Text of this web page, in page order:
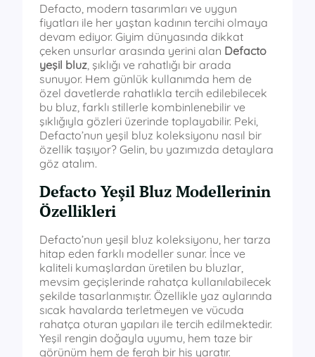
Defacto, modern tasarımları ve uygun
fiyatları ile her yaştan kadının tercihi olmaya
devam ediyor. Giyim dünyasında dikkat
çeken unsurlar arasında yerini alan Defacto
yeşil bluz , şıklığı ve rahatlığı bir arada
sunuyor. Hem günlük kullanımda hem de
özel davetlerde rahatlıkla tercih edilebilecek
bu bluz, farklı stillerle kombinlenebilir ve
şıklığıyla gözleri üzerinde toplayabilir. Peki,
Defacto’nun yeşil bluz koleksiyonu nasıl bir
özellik taşıyor? Gelin, bu yazımızda detaylara
göz atalım.
Defacto Yeşil Bluz Modellerinin
Özellikleri
Defacto’nun yeşil bluz koleksiyonu, her tarza
hitap eden farklı modeller sunar. İnce ve
kaliteli kumaşlardan üretilen bu bluzlar,
mevsim geçişlerinde rahatça kullanılabilecek
şekilde tasarlanmıştır. Özellikle yaz aylarında
sıcak havalarda terletmeyen ve vücuda
rahatça oturan yapıları ile tercih edilmektedir.
Yeşil rengin doğayla uyumu, hem taze bir
görünüm hem de ferah bir his yaratır.